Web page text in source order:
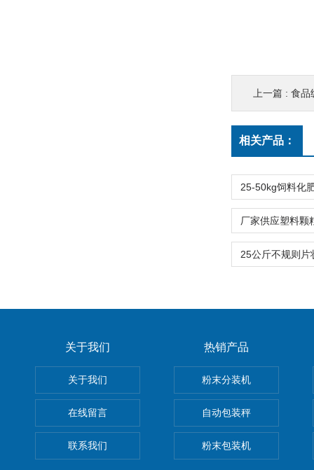
上一篇 : 食品
相关产品：
关于我们
关于我们
在线留言
联系我们
热销产品
粉末分装机
自动包装秤
粉末包装机